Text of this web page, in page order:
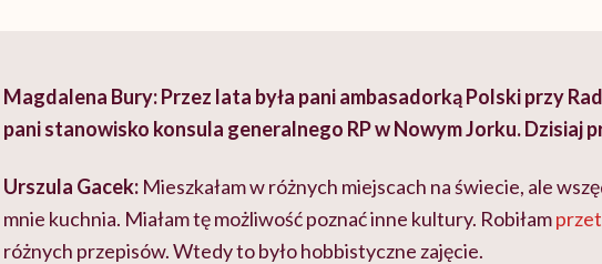
Magdalena Bury: Przez lata była pani ambasadorką Polski przy
pani stanowisko konsula generalnego RP w Nowym Jorku. Dzisiaj
Urszula Gacek: Mieszkałam w różnych miejscach na świecie, ale
mnie kuchnia. Miałam tę możliwość poznać inne kultury. Robiłam
różnych przepisów. Wtedy to było hobbistyczne zajęcie.